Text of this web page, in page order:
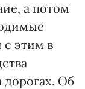
а потом
с этим в
дорогах. Об